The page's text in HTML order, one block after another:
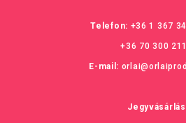
Telefon: +36 1 367
+36 70 300
E-mail:
Jegyvásárlás